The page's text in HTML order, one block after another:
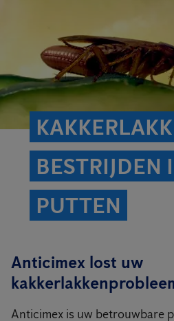
BESTRIJDEN
PUTTEN
Anticimex lost uw
Anticimex is uw betrouwbare